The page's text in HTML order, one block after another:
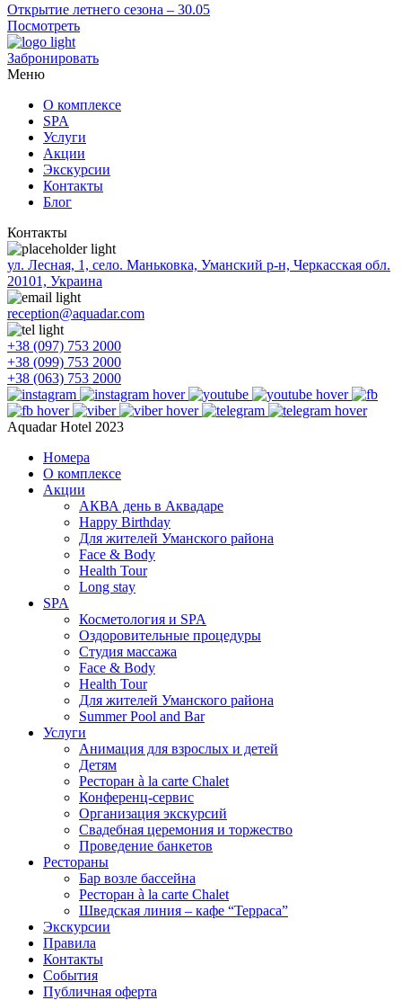
Открытие летнего сезона – 30.05
Посмотреть
Забронировать
Меню
О комплексе
SPA
Услуги
Акции
Экскурсии
Контакты
Блог
Контакты
ул. Лесная, 1, село. Маньковка, Уманский р-н, Черкасская обл.
20101, Украина
reception@aquadar.com
+38 (097) 753 2000
+38 (099) 753 2000
+38 (063) 753 2000
Aquadar Hotel 2023
Номера
О комплексе
Акции
АКВА день в Аквадаре
Happy Birthday
Для жителей Уманского района
Face & Body
Health Tour
Long stay
SPA
Косметология и SPA
Оздоровительные процедуры
Студия массажа
Face & Body
Health Tour
Для жителей Уманского района
Summer Pool and Bar
Услуги
Анимация для взрослых и детей
Детям
Ресторан à la carte Chalet
Конференц-сервис
Организация экскурсий
Свадебная церемония и торжество
Проведение банкетов
Рестораны
Бар возле бассейна
Ресторан à la carte Chalet
Шведская линия – кафе “Терраса”
Экскурсии
Правила
Контакты
События
Публичная оферта